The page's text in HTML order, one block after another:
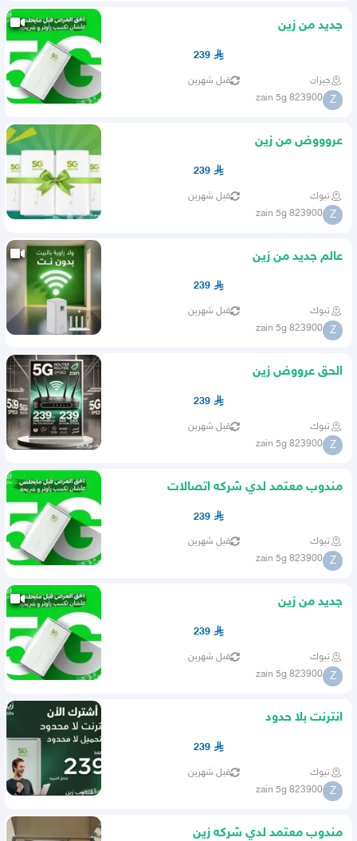
جديد من زين
239
جيزان قبل شهرين
Z
zain 5g 823900
عروووض من زين
239
تبوك قبل شهرين
Z
zain 5g 823900
عالم جديد من زين
239
تبوك قبل شهرين
Z
zain 5g 823900
الحق عرووض زين
239
تبوك قبل شهرين
Z
zain 5g 823900
مندوب معتمد لدي شركه اتصالات
239
تبوك قبل شهرين
Z
zain 5g 823900
جديد من زين
239
تبوك قبل شهرين
Z
zain 5g 823900
انترنت بلا حدود
239
تبوك قبل شهرين
Z
zain 5g 823900
مندوب معتمد لدي شركه زين